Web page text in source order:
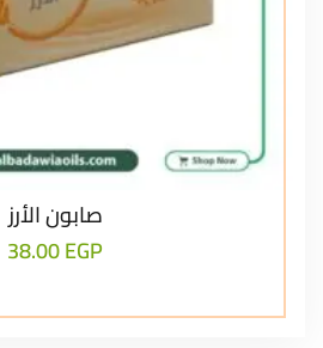
صابون الأرز
38.00EGP